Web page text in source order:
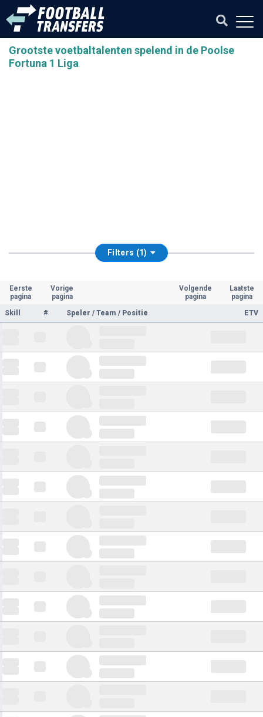
Grootste voetbaltalenten spelend in de Poolse
Fortuna 1 Liga
Filters (1)
Eerste
pagina
Vorige
pagina
Volgende
pagina
Laatste
pagina
Skill
# Speler / Team / Positie ETV